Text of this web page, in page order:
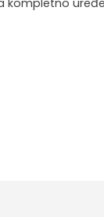
kompletno